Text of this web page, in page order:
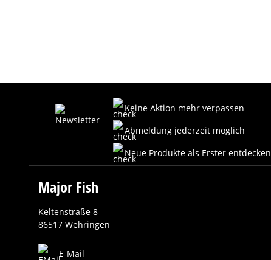
Keine Aktion mehr verpassen
Abmeldung jederzeit möglich
Neue Produkte als Erster entdecken
Major Fish
Keltenstraße 8
86517 Wehringen
E-Mail